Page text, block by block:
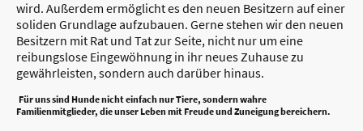
wird. Außerdem ermöglicht es den neuen Besitzern auf einer
soliden Grundlage aufzubauen. Gerne stehen wir den neuen
Besitzern mit Rat und Tat zur Seite, nicht nur um eine
reibungslose Eingewöhnung in ihr neues Zuhause zu
gewährleisten, sondern auch darüber hinaus.
Für uns sind Hunde nicht einfach nur Tiere, sondern wahre
Familienmitglieder, die unser Leben mit Freude und Zuneigung bereichern.